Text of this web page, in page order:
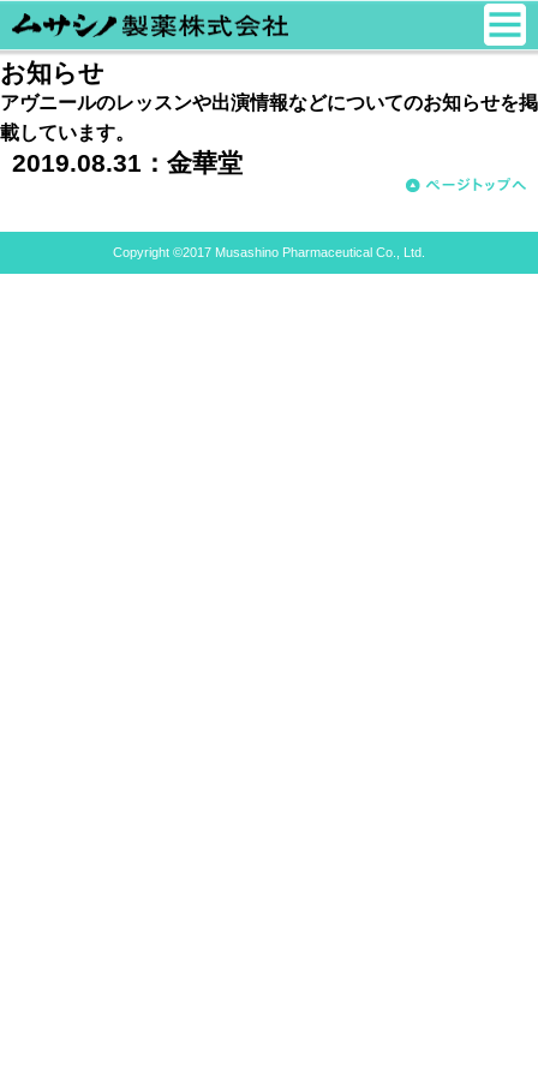
お知らせ
アヴニールのレッスンや出演情報などについてのお知らせを掲
載しています。
2019.08.31： 金華堂
Copyright ©2017 Musashino Pharmaceutical Co., Ltd.